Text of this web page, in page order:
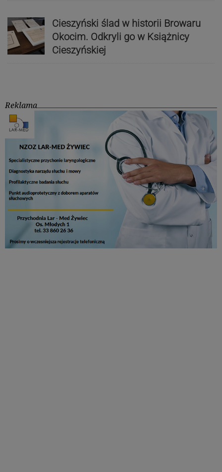
Cieszyński ślad w historii Browaru
Okocim. Odkryli go w Książnicy
Cieszyńskiej
Reklama